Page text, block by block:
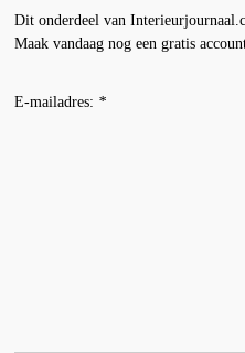
Dit onderdeel van
Maak vandaag nog een gratis
E-mailadres: *